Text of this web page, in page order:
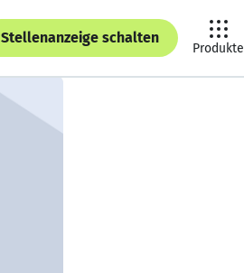
Stellenanzeige schalten
Produkte